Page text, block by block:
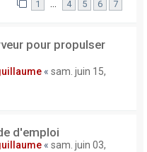
1 … 4 5 6 7
pour propulser
« sam. juin 15,
d'emploi
« sam. juin 03,